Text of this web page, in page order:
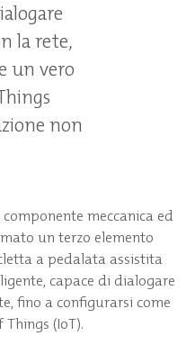
la rete,
un vero
non
meccanica ed
un terzo elemento
a pedalata assistita
capace di dialogare
fino a configurarsi come
(IoT).